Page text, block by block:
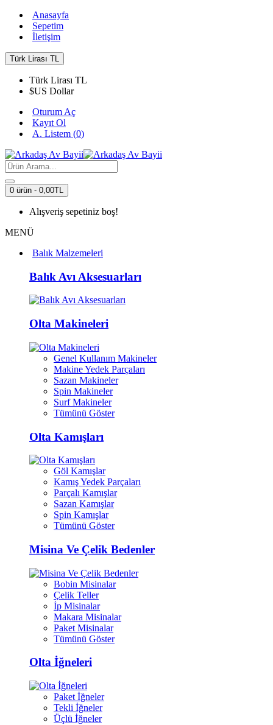
Anasayfa
Sepetim
İletişim
Türk Lirası TL
Türk Lirası TL
$US Dollar
Oturum Aç
Kayıt Ol
A. Listem (0)
0 ürün - 0,00TL
Alışveriş sepetiniz boş!
MENÜ
Balık Malzemeleri
Balık Avı Aksesuarları
Olta Makineleri
Genel Kullanım Makineler
Makine Yedek Parçaları
Sazan Makineler
Spin Makineler
Surf Makineler
Tümünü Göster
Olta Kamışları
Göl Kamışlar
Kamış Yedek Parçaları
Parçalı Kamışlar
Sazan Kamışlar
Spin Kamışlar
Tümünü Göster
Misina Ve Çelik Bedenler
Bobin Misinalar
Çelik Teller
İp Misinalar
Makara Misinalar
Paket Misinalar
Tümünü Göster
Olta İğneleri
Paket İğneler
Tekli İğneler
Üçlü İğneler